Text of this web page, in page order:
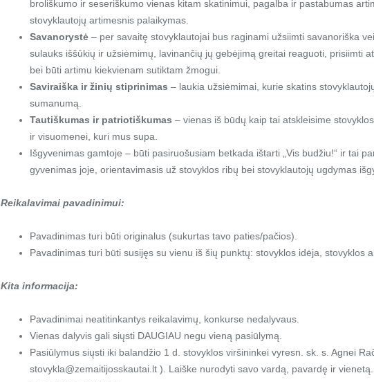
broliškumo ir seseriškumo vienas kitam skatinimui, pagalba ir pastabumas
stovyklautojų artimesnis palaikymas.
Savanorystė – per savaitę stovyklautojai bus raginami užsiimti savanoriška
sulauks iššūkių ir užsiėmimų, lavinančių jų gebėjimą greitai reaguoti, prisiimti
bei būti artimu kiekvienam sutiktam žmogui.
Saviraiška ir žinių stiprinimas – laukia užsiėmimai, kurie skatins
sumanumą.
Tautiškumas ir patriotiškumas – vienas iš būdų kaip tai atskleisime
ir visuomenei, kuri mus supa.
Išgyvenimas gamtoje – būti pasiruošusiam betkada ištarti „Vis budžiu!“ ir tai
gyvenimas joje, orientavimasis už stovyklos ribų bei stovyklautojų ugdymas
Reikalavimai pavadinimui:
Pavadinimas turi būti originalus (sukurtas tavo paties/pačios).
Pavadinimas turi būti susijęs su vienu iš šių punktų: stovyklos idėja, stovyklos
Kita informacija:
Pavadinimai neatitinkantys reikalavimų, konkurse nedalyvaus.
Vienas dalyvis gali siųsti DAUGIAU negu vieną pasiūlymą.
Pasiūlymus siųsti iki balandžio 1 d. stovyklos viršininkei vyresn. sk. s. Agnei
stovykla@zemaitijosskautai.lt ). Laiške nurodyti savo vardą, pavardę ir vienetą.